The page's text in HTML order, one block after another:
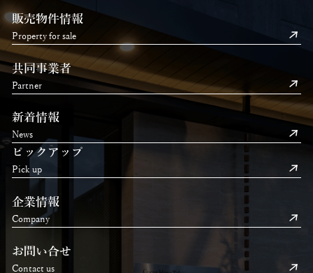
販売物件情報
Property for sale
共同事業者
Partner
新着情報
News
ピックアップ
Pick up
企業情報
Company
お問い合せ
Contact us